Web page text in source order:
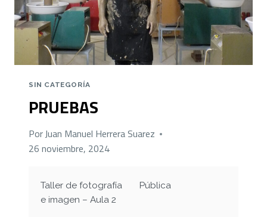
SIN CATEGORÍA
PRUEBAS
PorJuan Manuel Herrera Suarez
26 noviembre, 2024
Taller de fotografía
e imagen – Aula 2
Pública